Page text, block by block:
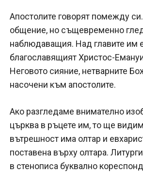
Апостолите говорят помежду
общение, но същевременно
наблюдаващия. Над главите им
благославящият Христос-
Неговото сияние, нетварните
насочени към апостолите.
Ако разгледаме внимателно
църква в ръцете им, то ще
вътрешност има олтар и
поставена върху олтара.
в стенописа буквално